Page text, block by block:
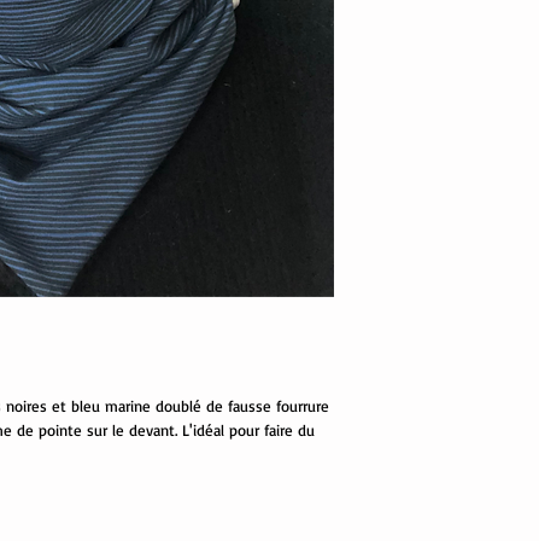
noires et bleu marine doublé de fausse fourrure
de pointe sur le devant. L'idéal pour faire du